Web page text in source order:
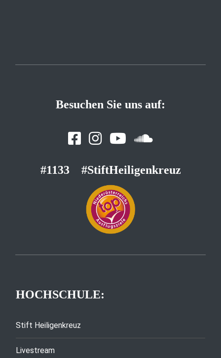
Besuchen Sie uns auf:
#1133 #StiftHeiligenkreuz
HOCHSCHULE:
Stift Heiligenkreuz
Livestream